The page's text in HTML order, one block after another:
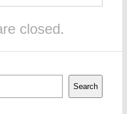
closed.
Search